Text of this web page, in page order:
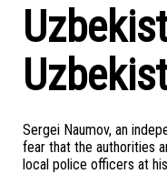
Sergei Naumov, an
fear that the authorities
local police officers at